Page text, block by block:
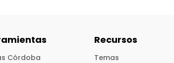
Córdoba
Recursos
Temas